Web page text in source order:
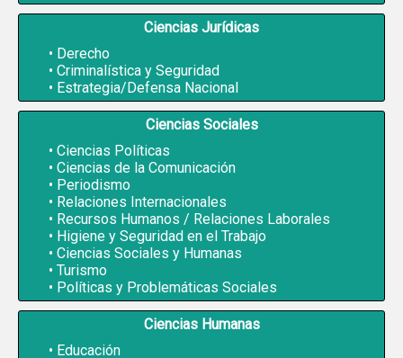
Ciencias Jurídicas
Derecho
Criminalística y Seguridad
Estrategia/Defensa Nacional
Ciencias Sociales
Ciencias Políticas
Ciencias de la Comunicación
Periodismo
Relaciones Internacionales
Recursos Humanos / Relaciones Laborales
Higiene y Seguridad en el Trabajo
Ciencias Sociales y Humanas
Turismo
Políticas y Problemáticas Sociales
Ciencias Humanas
Educación